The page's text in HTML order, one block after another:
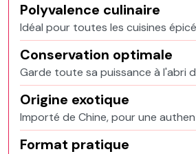
Polyvalence culinaire
Idéal pour toutes les cuisines
Conservation optimale
Garde toute sa puissance à l'abri
Origine exotique
Importé de Chine, pour une
Format pratique